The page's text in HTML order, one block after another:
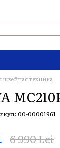
швейная техника
00-00001961
6 990 Lei